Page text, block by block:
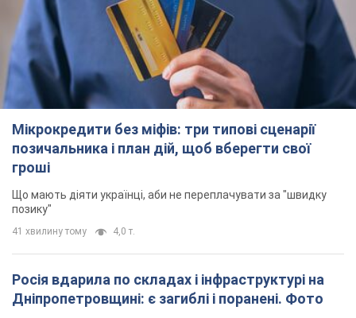
Мікрокредити без міфів: три типові сценарії
позичальника і план дій, щоб вберегти свої
гроші
Що мають діяти українці, аби не переплачувати за "швидку
позику"
41 хвилину тому 4,0 т.
Росія вдарила по складах і інфраструктурі на
Дніпропетровщині: є загиблі і поранені. Фото